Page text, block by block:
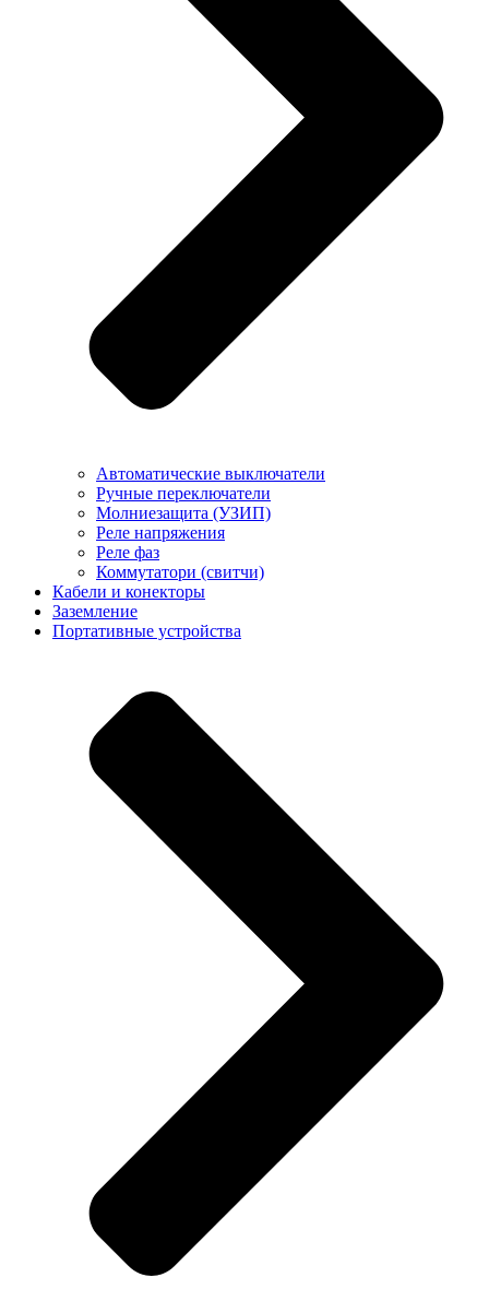
Автоматические выключатели
Ручные переключатели
Молниезащита (УЗИП)
Реле напряжения
Реле фаз
Коммутатори (свитчи)
Кабели и конекторы
Заземление
Портативные устройства